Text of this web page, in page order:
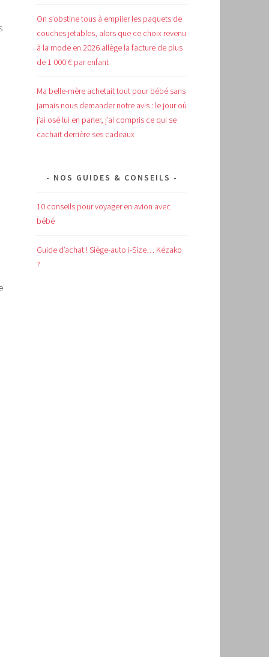
On s’obstine tous à empiler les paquets de
couches jetables, alors que ce choix revenu
à la mode en 2026 allège la facture de plus
de 1 000 € par enfant
Ma belle-mère achetait tout pour bébé sans
jamais nous demander notre avis : le jour où
j’ai osé lui en parler, j’ai compris ce qui se
cachait derrière ses cadeaux
NOS GUIDES & CONSEILS
10 conseils pour voyager en avion avec
bébé
Guide d’achat ! Siège-auto i-Size… Kézako
?